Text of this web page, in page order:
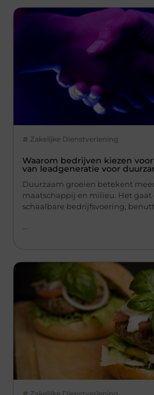
Zakelijke Dienstverlening
Waarom bedrijven kiezen
van leadgeneratie voor
Duurzaam groeien betekent
maatschappij en milieu. Het gaat
schaalbare bedrijfsvoering,